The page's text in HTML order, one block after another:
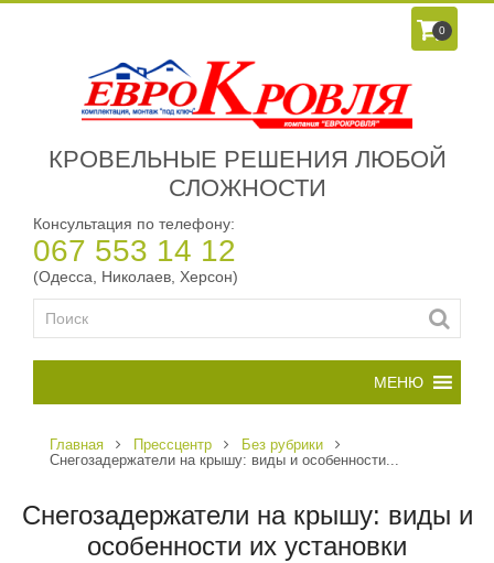
0
КРОВЕЛЬНЫЕ РЕШЕНИЯ ЛЮБОЙ
СЛОЖНОСТИ
Консультация по телефону:
067 553 14 12
(Одесса, Николаев, Херсон)
Главная Прессцентр
Без рубрики
Снегозадержатели на крышу: виды и особенности...
Снегозадержатели на крышу: виды и
особенности их установки